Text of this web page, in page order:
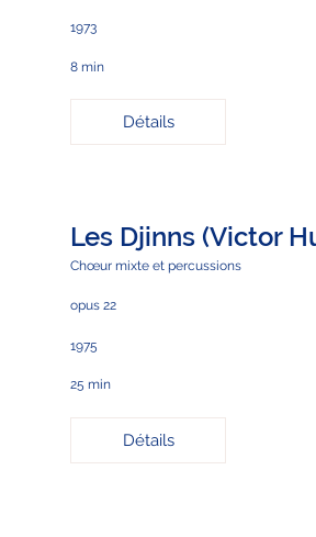
1973
8 min
Détails
Les Djinns (Victor
Chœur mixte et percussions
opus 22
1975
25 min
Détails